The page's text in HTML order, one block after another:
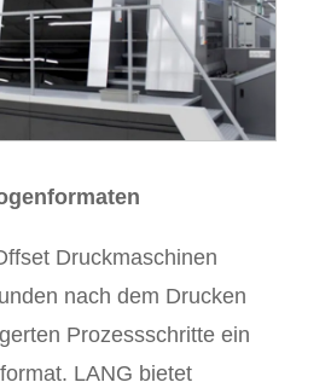
Druckmaschinen
nach dem Drucken
Prozessschritte ein
LANG bietet